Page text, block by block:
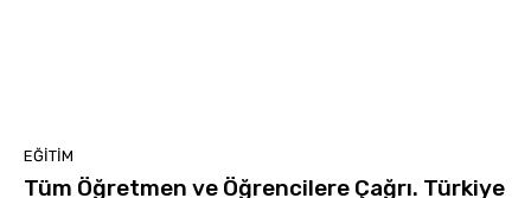
EĞITIM
Tüm Öğretmen ve Öğrencilere Çağrı. Türkiye